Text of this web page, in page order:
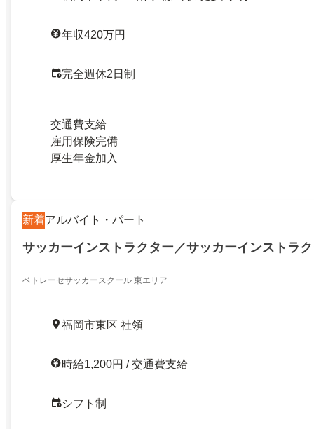
年収420万円
完全週休2日制
交通費支給
雇用保険完備
厚生年金加入
新着アルバイト・パート
サッカーインストラクター／サッカーインストラ
ベトレーセサッカースクール 東エリア
福岡市東区 社領
時給1,200円 / 交通費支給
シフト制